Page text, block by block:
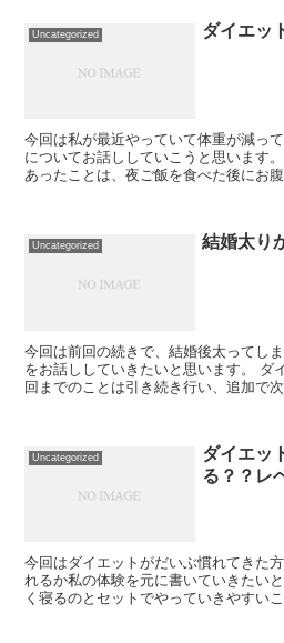
Uncategorized ダイエッ
今回は私が最近やっていて体重が減っ
についてお話ししていこうと思います。 私が最近やっていて効果
あったことは、夜ご飯を食べた後にお
Uncategorized 結婚太り
今回は前回の続きで、結婚後太ってし
をお話ししていきたいと思います。 ダイエット２ヶ月目に入り、前
回までのことは引き続き行い、追加で
Uncategorized
ダイエッ
る？？レ
今回はダイエットがだいぶ慣れてきた
れるか私の体験を元に書いていきたいと思います
く寝るのとセットでやっていきやすい